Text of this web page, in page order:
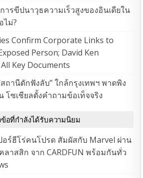
ารขีปนาวุธความเร็วสูงของอินเดียใน
ไม่?
Confirm Corporate Links to
Person; David Ken
Key Documents
ถานีดักฟังลับ” ใกล้กรุงเทพฯ พาดพิง
โซเชียลตั้งคำถามข้อเท็จจริง
อที่กำลังได้รับความนิยม
ร์ฮีโร่คนโปรด สัมผัสกับ Marvel ผ่าน
ลาสสิก จาก CARDFUN พร้อมกันทั่ว